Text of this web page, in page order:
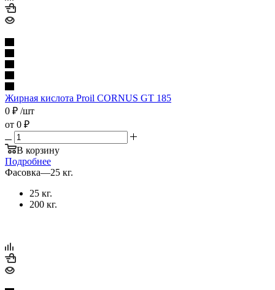
Жирная кислота Proil CORNUS GT 185
0 ₽ /шт
от 0 ₽
В корзину
Подробнее
Фасовка—25 кг.
25 кг.
200 кг.